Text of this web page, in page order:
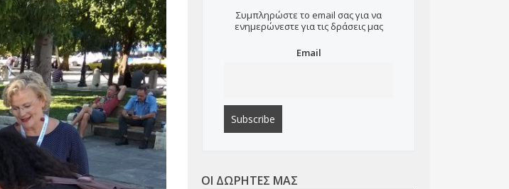
Συμπληρώστε το email σας για να
ενημερώνεστε για τις δράσεις μας
Email
ΟΙ ΔΩΡΗΤΕΣ ΜΑΣ